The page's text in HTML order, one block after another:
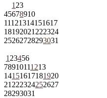
1 23
45678910
11121314151617
18192021 222324
25262728293031
1 23456
78910111213
14151617181920
21 222324252627
28293031